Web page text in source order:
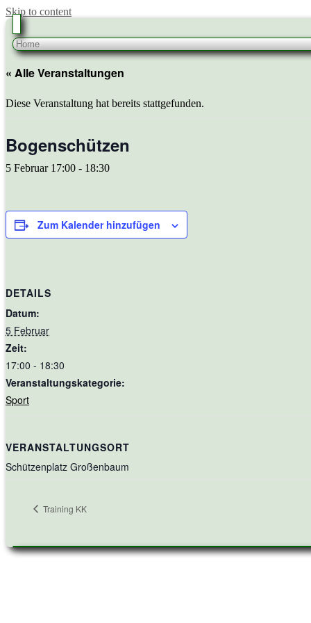
Skip to content
« Alle Veranstaltungen
Diese Veranstaltung hat bereits stattgefunden.
Bogenschützen
5 Februar 17:00 - 18:30
Zum Kalender hinzufügen
DETAILS
Datum:
5 Februar
Zeit:
17:00 - 18:30
Veranstaltungskategorie:
Sport
VERANSTALTUNGSORT
Schützenplatz Großenbaum
Training KK
Primary